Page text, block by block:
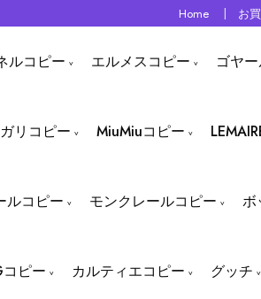
Home お
ルコピー エルメスコピー ゴヤ
リコピー MiuMiuコピー
ルコピー モンクレールコピー ボ
ピー カルティエコピー グッチ